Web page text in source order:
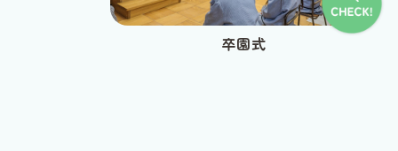
卒園式